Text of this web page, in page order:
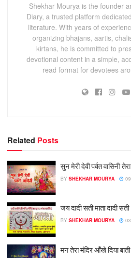
Shekhar Mourya is the founder
Diary, a trusted platform
literature. With years of
organizing bhajans, aartis,
kirtans, he is committed to
devotional content in a simple,
read format for devotees
Related Posts
सुन मेरी देवी पर्वत वासिनी
BY SHEKHAR MOURYA
जय दादी सती माता दादी
BY SHEKHAR MOURYA
मन तेरा मंदिर आँखे दिया